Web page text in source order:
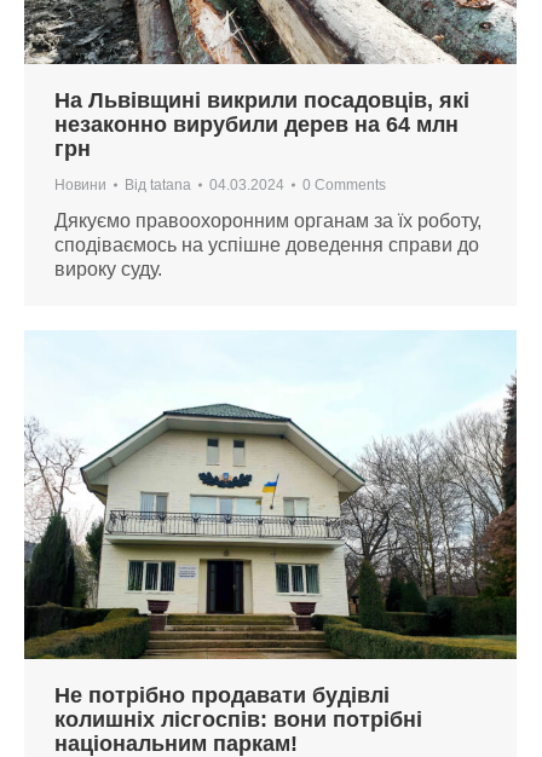
На Львівщині викрили посадовців, які
незаконно вирубили дерев на 64 млн
грн
Новини Від tatana 04.03.2024 0 Comments
Дякуємо правоохоронним органам за їх роботу,
сподіваємось на успішне доведення справи до
вироку суду.
Не потрібно продавати будівлі
колишніх лісгоспів: вони потрібні
національним паркам!